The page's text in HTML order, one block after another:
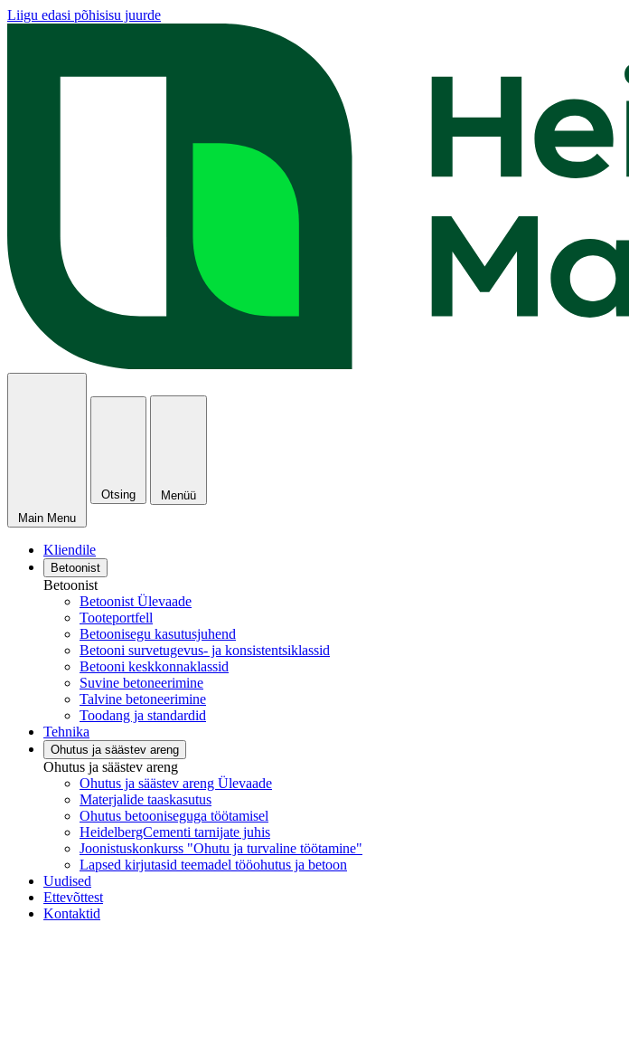
Liigu edasi põhisisu juurde
Main Menu
Otsing Menüü
Kliendile
Betoonist
Betoonist
Betoonist Ülevaade
Tooteportfell
Betoonisegu kasutusjuhend
Betooni survetugevus- ja konsistentsiklassid
Betooni keskkonnaklassid
Suvine betoneerimine
Talvine betoneerimine
Toodang ja standardid
Tehnika
Ohutus ja säästev areng
Ohutus ja säästev areng
Ohutus ja säästev areng Ülevaade
Materjalide taaskasutus
Ohutus betooniseguga töötamisel
HeidelbergCementi tarnijate juhis
Joonistuskonkurss "Ohutu ja turvaline töötamine"
Lapsed kirjutasid teemadel tööohutus ja betoon
Uudised
Ettevõttest
Kontaktid